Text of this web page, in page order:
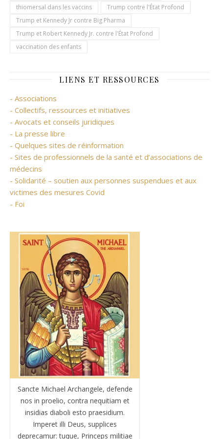
thiomersal dans les vaccins
Trump contre l'État Profond
Trump et Kennedy Jr contre Big Pharma
Trump et Robert Kennedy Jr. contre l'État Profond
vaccination des enfants
LIENS ET RESSOURCES
- Associations
- Collectifs, ressources et initiatives
- Avocats et conseils juridiques
- La presse libre
- Quelques sites de réinformation
- Sites de professionnels de la santé et d’associations de
médecins
- Solidarité – soutien aux personnes suspendues et aux
victimes des mesures Covid
- Foi
Sancte Michael Archangele, defende
nos in proelio, contra nequitiam et
insidias diaboli esto praesidium.
Imperet illi Deus, supplices
deprecamur: tuque, Princeps militiae